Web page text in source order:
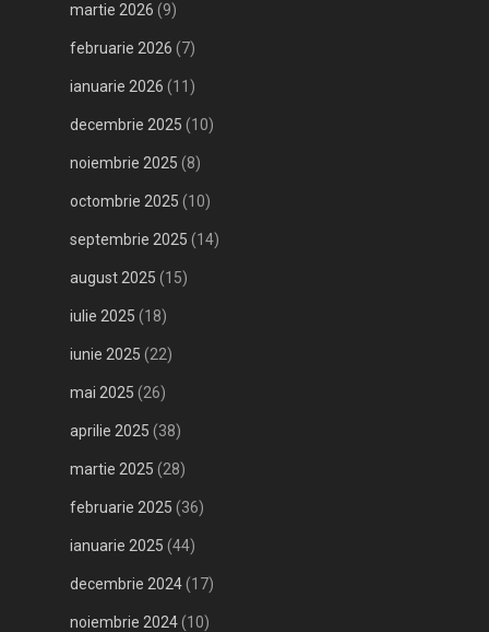
martie 2026 (9)
februarie 2026 (7)
ianuarie 2026 (11)
decembrie 2025 (10)
noiembrie 2025 (8)
octombrie 2025 (10)
septembrie 2025 (14)
august 2025 (15)
iulie 2025 (18)
iunie 2025 (22)
mai 2025 (26)
aprilie 2025 (38)
martie 2025 (28)
februarie 2025 (36)
ianuarie 2025 (44)
decembrie 2024(17)
noiembrie 2024(10)